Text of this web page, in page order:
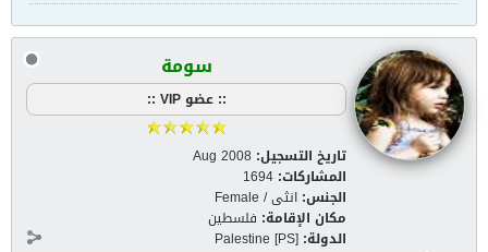
سومة
:: عضو VIP ::
تاريخ التسجيل: Aug 2008
المشاركات: 1694
الجنس: انثى / Female
مكان الإقامة: فلسطين
الدولة: Palestine [PS]